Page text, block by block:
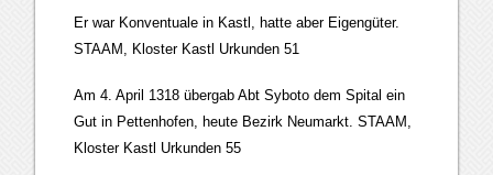
Er war Konventuale in Kastl, hatte aber Eigengüter.
STAAM, Kloster Kastl Urkunden 51
Am 4. April 1318 übergab Abt Syboto dem Spital ein
Gut in Pettenhofen, heute Bezirk Neumarkt. STAAM,
Kloster Kastl Urkunden 55